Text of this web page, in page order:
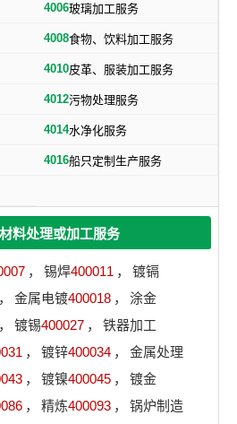
4006玻璃加工服务
4008食物、饮料加工服务
4010皮革、服装加工服务
4012污物处理服务
4014水净化服务
4016船只定制生产服务
料处理或加工服务
， 锡焊400011 ，
镀镉
， 金属电镀400018 ，
涂金
， 镀锡400027 ，
铁器加工
， 镀锌400034 ，
金属处理
， 镀镍400045 ，
镀金
， 精炼400093 ，
锅炉制造